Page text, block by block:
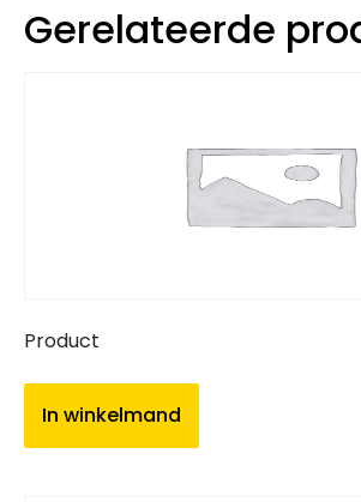
Gerelateerde
Product
In winkelmand